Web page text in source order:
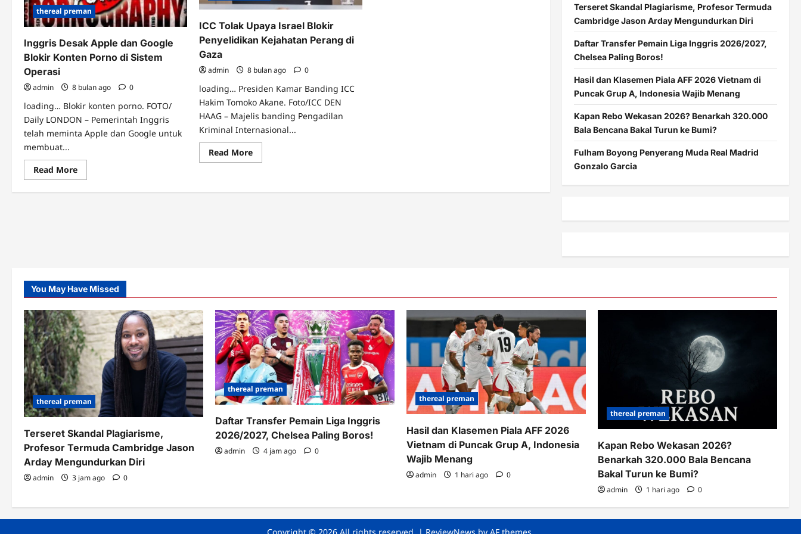
thereal preman
Inggris Desak Apple dan Google
Blokir Konten Porno di Sistem
Operasi
admin 8 bulan ago 0
loading… Blokir konten porno. FOTO/
Daily LONDON – Pemerintah Inggris
telah meminta Apple dan Google untuk
membuat...
Read MoreRead
more
Inggris
ICC Tolak Upaya Israel Blokir
Penyelidikan Kejahatan Perang di
Gaza
admin 8 bulan ago 0
loading… Presiden Kamar Banding ICC
Hakim Tomoko Akane. Foto/ICC DEN
HAAG – Majelis banding Pengadilan
Kriminal Internasional...
Read MoreRead
more
Upaya
Terseret Skandal Plagiarisme, Profesor Termuda
Cambridge Jason Arday Mengundurkan Diri
Daftar Transfer Pemain Liga Inggris 2026/2027,
Chelsea Paling Boros!
Hasil dan Klasemen Piala AFF 2026 Vietnam di
Puncak Grup A, Indonesia Wajib Menang
Kapan Rebo Wekasan 2026? Benarkah 320.000
Bala Bencana Bakal Turun ke Bumi?
Fulham Boyong Penyerang Muda Real Madrid
Gonzalo Garcia
You May Have Missed
thereal preman
Terseret Skandal Plagiarisme,
Profesor Termuda Cambridge Jason
Arday Mengundurkan Diri
admin 3 jam ago 0
thereal preman
Daftar Transfer Pemain Liga Inggris
2026/2027, Chelsea Paling Boros!
admin 4 jam ago 0
thereal preman
Hasil dan Klasemen Piala AFF 2026
Vietnam di Puncak Grup A, Indonesia
Wajib Menang
admin 1 hari ago 0
thereal preman
Kapan Rebo Wekasan 2026?
Benarkah 320.000 Bala Bencana
Bakal Turun ke Bumi?
admin 1 hari ago 0